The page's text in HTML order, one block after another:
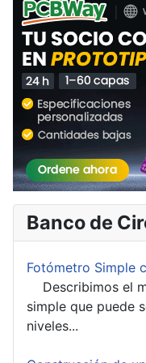
Banco de
Fotómetro Simple
Describimos el
simple que puede
niveles...